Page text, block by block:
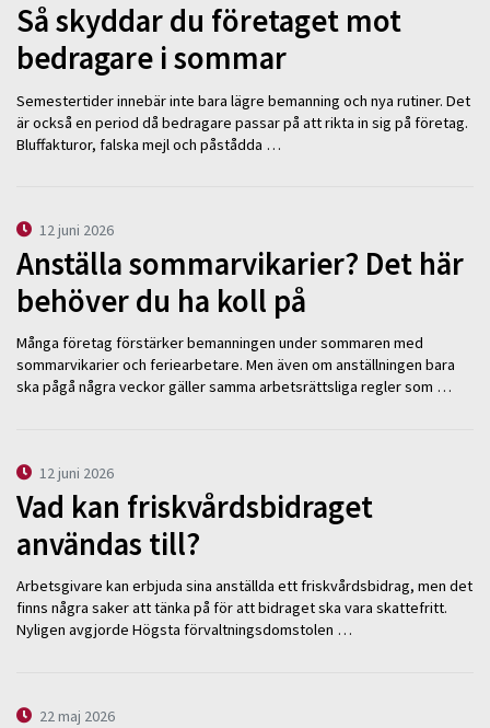
Så skyddar du företaget mot
bedragare i sommar
Semestertider innebär inte bara lägre bemanning och nya rutiner. Det
är också en period då bedragare passar på att rikta in sig på företag.
Bluffakturor, falska mejl och påstådda …
12 juni 2026
Anställa sommarvikarier? Det här
behöver du ha koll på
Många företag förstärker bemanningen under sommaren med
sommarvikarier och feriearbetare. Men även om anställningen bara
ska pågå några veckor gäller samma arbetsrättsliga regler som …
12 juni 2026
Vad kan friskvårdsbidraget
användas till?
Arbetsgivare kan erbjuda sina anställda ett friskvårdsbidrag, men det
finns några saker att tänka på för att bidraget ska vara skattefritt.
Nyligen avgjorde Högsta förvaltningsdomstolen …
22 maj 2026